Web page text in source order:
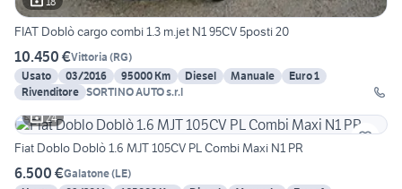
FIAT Doblò cargo combi 1.3 m.jet N1 95CV 5posti 20
10.450 €Vittoria (RG)
Usato
03/2016 95000 Km Diesel Manuale
Euro 1
Rivenditore SORTINO AUTO s.r.l
24
Fiat Doblo Doblò 1.6 MJT 105CV PL Combi Maxi N1 PR
6.500 €Galatone(LE)